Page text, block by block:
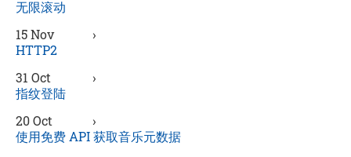
无限滚动
15 Nov
›
HTTP2
31 Oct
›
指纹登陆
20 Oct
›
使用免费 API 获取音乐元数据